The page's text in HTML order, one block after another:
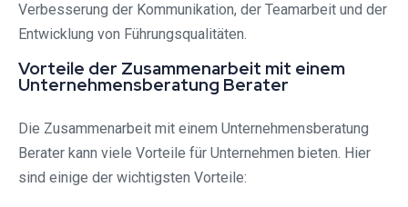
Verbesserung der Kommunikation, der Teamarbeit und der
Entwicklung von Führungsqualitäten.
Vorteile der Zusammenarbeit mit einem
Unternehmensberatung Berater
Die Zusammenarbeit mit einem Unternehmensberatung
Berater kann viele Vorteile für Unternehmen bieten. Hier
sind einige der wichtigsten Vorteile: